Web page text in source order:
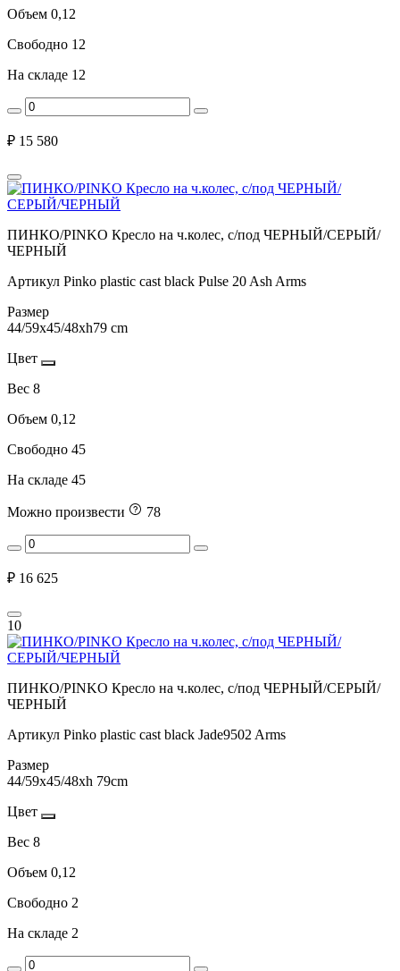
Объем 0,12
Свободно 12
На складе 12
₽ 15 580
ПИНКО/PINKO Кресло на ч.колес, с/под ЧЕРНЫЙ/СЕРЫЙ/
ЧЕРНЫЙ
Артикул Pinko plastic cast black Pulse 20 Ash Arms
Размер
44/59x45/48xh79 cm
Цвет
Вес 8
Объем 0,12
Свободно 45
На складе 45
Можно произвести 78
₽ 16 625
10
ПИНКО/PINKO Кресло на ч.колес, с/под ЧЕРНЫЙ/СЕРЫЙ/
ЧЕРНЫЙ
Артикул Pinko plastic cast black Jade9502 Arms
Размер
44/59x45/48xh 79cm
Цвет
Вес 8
Объем 0,12
Свободно 2
На складе 2